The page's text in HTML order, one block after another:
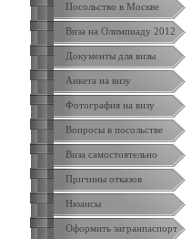
Посольство в Москве
Виза на Олимпиаду 2012
Документы для визы
Анкета на визу
Фотография на визу
Вопросы в посольстве
Виза самостоятельно
Причины отказов
Нюансы
Оформить загранпаспорт